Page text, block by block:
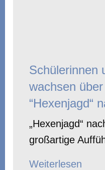
Schülerinnen
wachsen
“Hexenjagd“
„Hexenjagd“
großartige
Weiterlesen